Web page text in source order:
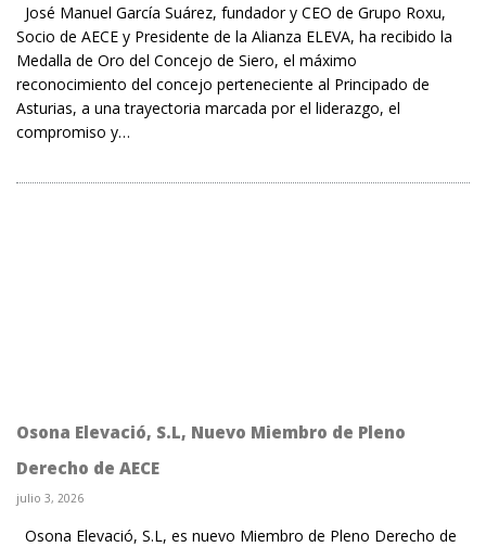
José Manuel García Suárez, fundador y CEO de Grupo Roxu,
Socio de AECE y Presidente de la Alianza ELEVA, ha recibido la
Medalla de Oro del Concejo de Siero, el máximo
reconocimiento del concejo perteneciente al Principado de
Asturias, a una trayectoria marcada por el liderazgo, el
compromiso y…
Osona Elevació, S.L, Nuevo Miembro de Pleno
Derecho de AECE
julio 3, 2026
Osona Elevació, S.L, es nuevo Miembro de Pleno Derecho de